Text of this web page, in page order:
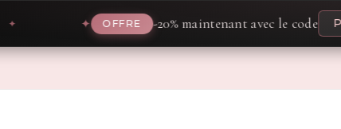
✦ -20% maintenant avec le code PROMO20